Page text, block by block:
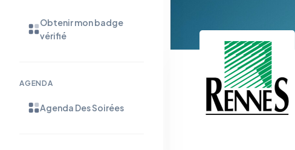
Obtenir mon badge
vérifié
AGENDA
Agenda Des Soirées